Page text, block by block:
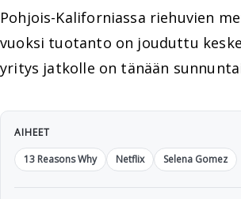
Pohjois-Kaliforniassa riehuvien
vuoksi tuotanto on jouduttu
yritys jatkolle on tänään
AIHEET
13 Reasons Why
Netflix Selena Gomez